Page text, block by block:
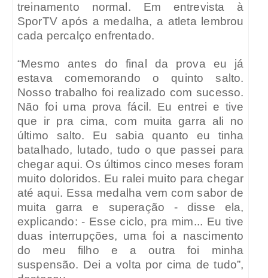
treinamento normal. Em entrevista à
SporTV após a medalha, a atleta lembrou
cada percalço enfrentado.
“Mesmo antes do final da prova eu já
estava comemorando o quinto salto.
Nosso trabalho foi realizado com sucesso.
Não foi uma prova fácil. Eu entrei e tive
que ir pra cima, com muita garra ali no
último salto. Eu sabia quanto eu tinha
batalhado, lutado, tudo o que passei para
chegar aqui. Os últimos cinco meses foram
muito doloridos. Eu ralei muito para chegar
até aqui. Essa medalha vem com sabor de
muita garra e superação - disse ela,
explicando: - Esse ciclo, pra mim... Eu tive
duas interrupções, uma foi a nascimento
do meu filho e a outra foi minha
suspensão. Dei a volta por cima de tudo”,